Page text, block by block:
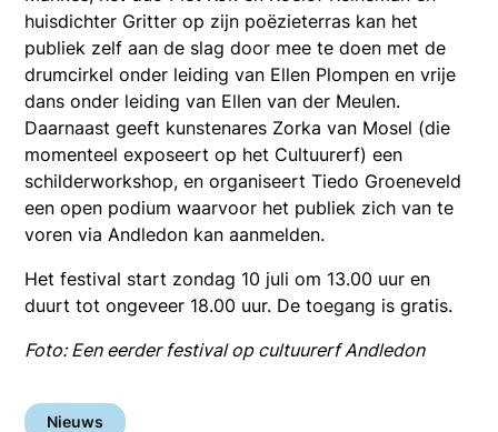
huisdichter Gritter op zijn poëzieterras kan het
publiek zelf aan de slag door mee te doen met de
drumcirkel onder leiding van Ellen Plompen en vrije
dans onder leiding van Ellen van der Meulen.
Daarnaast geeft kunstenares Zorka van Mosel (die
momenteel exposeert op het Cultuurerf) een
schilderworkshop, en organiseert Tiedo Groeneveld
een open podium waarvoor het publiek zich van te
voren via Andledon kan aanmelden.
Het festival start zondag 10 juli om 13.00 uur en
duurt tot ongeveer 18.00 uur. De toegang is gratis.
Foto: Een eerder festival op cultuurerf Andledon
Nieuws